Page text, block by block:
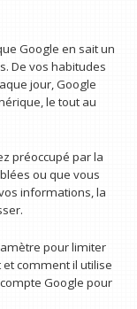
Google en sait un
De vos habitudes
jour, Google
le tout au
préoccupé par la
ou que vous
informations, la
pour limiter
et comment il utilise
Google pour